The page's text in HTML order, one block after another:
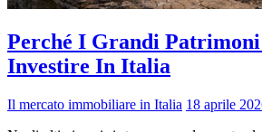
Perché I Grandi
Investire In Italia
Il mercato immobiliare in Italia 18 aprile